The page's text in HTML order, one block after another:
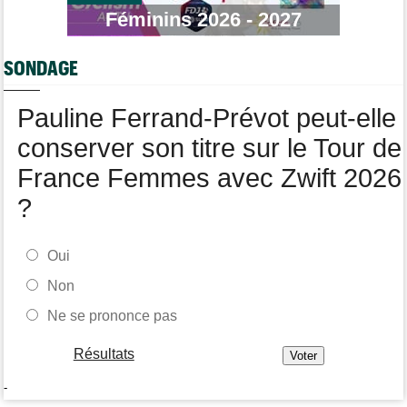
Les vidéos cyclisme sont sur Dailymotion : Cyclism'Actu TV
Tour de Burgos
07:43
Transfert
Le Mercato vélo est ouvert... les toutes les dernières infos
Féminins 2026 - 2027
SONDAGE
Pauline Ferrand-Prévot peut-elle
conserver son titre sur le Tour de
France Femmes avec Zwift 2026
?
Oui
Non
Ne se prononce pas
Résultats
-